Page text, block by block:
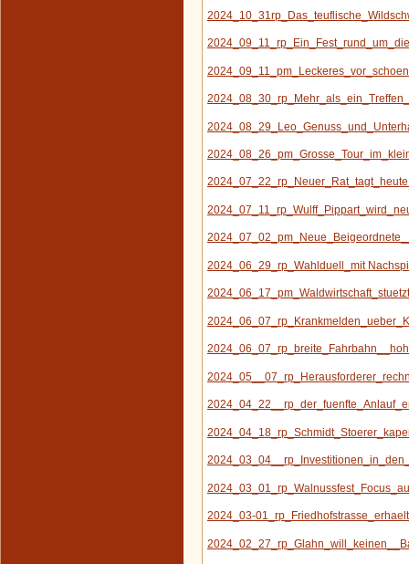
2024_06_29_rp_Wahlduell_mit
2024_03-